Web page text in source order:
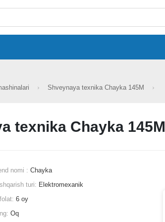
Shveynaya texnika Chayka 145М
texnika Chayka 145М
nomi :Chayka
turi: Elektromexanik
6 oy
Oq